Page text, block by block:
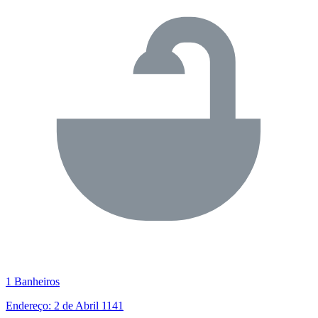
1 Banheiros
Endereço: 2 de Abril 1141